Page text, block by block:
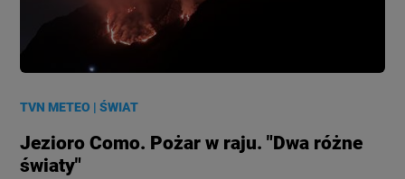
TVN METEO |ŚWIAT
Jezioro Como. Pożar w raju. "Dwa różne
światy"